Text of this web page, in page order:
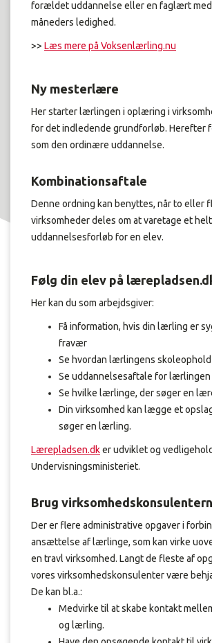
forældet uddannelse eller en faglært med
måneders ledighed.
>> Læs mere på Voksenlærling.nu
Ny mesterlære
Her starter lærlingen i oplæring i
for det indledende grundforløb. Herefter
som den ordinære uddannelse.
Kombinationsaftale
Denne ordning kan benyttes, når to eller
virksomheder deles om at varetage et helt
uddannelsesforløb for en elev.
Følg din elev på
Her kan du som arbejdsgiver:
Få information, hvis din lærling er
fravær
Se hvordan lærlingens
Se uddannelsesaftale for lærlingen
Se hvilke lærlinge, der søger en
Din virksomhed kan lægge et
søger en lærling.
Lærepladsen.dker udviklet og
Undervisningsministeriet.
Brug
Der er flere administrative opgaver i
ansættelse af lærlinge, som kan virke
en travl virksomhed. Langt de fleste af
vores virksomhedskonsulenter være
De kan bl.a.:
Medvirke til at skabe kontakt
og lærling.